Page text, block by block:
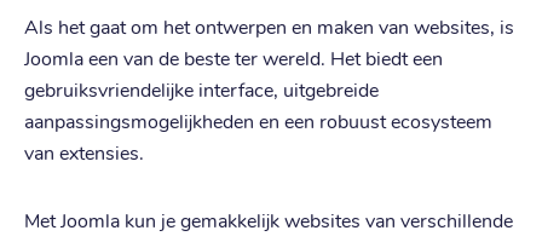
Als het gaat om het ontwerpen en maken van websites, is
Joomla een van de beste ter wereld. Het biedt een
gebruiksvriendelijke interface, uitgebreide
aanpassingsmogelijkheden en een robuust ecosysteem
van extensies.
Met Joomla kun je gemakkelijk websites van verschillende